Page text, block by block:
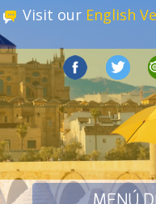
Visit our English